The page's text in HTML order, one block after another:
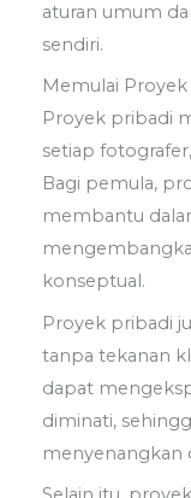
aturan umum
sendiri.
Memulai
Proyek pribadi
setiap
Bagi pemula,
membantu
konseptual.
Proyek pribadi
tanpa tekanan
dapat
diminati,
menyenangkan